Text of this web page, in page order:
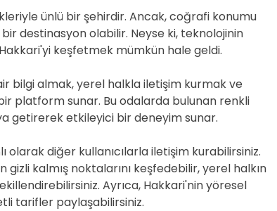
ünlü bir şehirdir. Ancak, coğrafi konumu
destinasyon olabilir. Neyse ki, teknolojinin
keşfetmek mümkün hale geldi.
bilgi almak, yerel halkla iletişim kurmak ve
platform sunar. Bu odalarda bulunan renkli
getirerek etkileyici bir deneyim sunar.
olarak diğer kullanıcılarla iletişim kurabilirsiniz.
gizli kalmış noktalarını keşfedebilir, yerel halkın
Ayrıca, Hakkari'nin yöresel
tarifler paylaşabilirsiniz.